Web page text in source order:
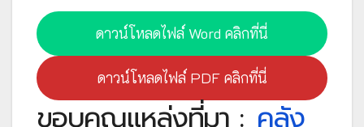
ดาวน์โหลดไฟล์ Word คลิกที่นี่
ดาวน์โหลดไฟล์ PDF คลิกที่นี่
ขอบคุณแหล่งที่มา : คลัง